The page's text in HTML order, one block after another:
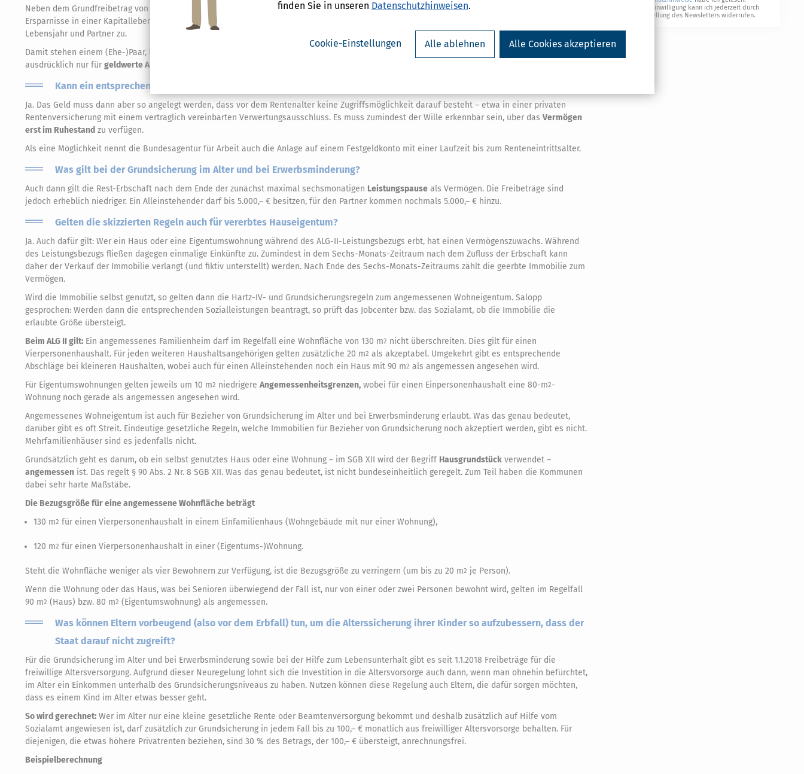
finden Sie in unseren Datenschutzhinweisen.
Cookie-Einstellungen Alle ablehnen Alle Cookies akzeptieren
Neben dem Grundfreibetrag von 150,– € pro Lebensjahr für
verwertbares Vermögengesteht das SGB II für besondere Rücklagen für das Alter (z. B.
Ersparnisse in einer Kapitallebensversicherung oder einer privaten Rentenversicherung) einen zusätzlichen Freibetrag in Höhe von 750,– € pro
Lebensjahr und Partner zu.
Damit stehen einem (Ehe-)Paar, bei dem beide 40 Jahre alt sind, zusätzlich insgesamt (2 × 40 Jahre × 750,– € =) 60.000,– € zu, allerdings
ausdrücklich nur für geldwerte Ansprüche, die der Altersvorsorge dienen.
Kann ein entsprechender Vertrag zur Alterssicherung auch nach einer Erbschaft noch geschlossen werden?
Ja. Das Geld muss dann aber so angelegt werden, dass vor dem Rentenalter keine Zugriffsmöglichkeit darauf besteht – etwa in einer privaten
Rentenversicherung mit einem vertraglich vereinbarten Verwertungsausschluss. Es muss zumindest der Wille erkennbar sein, über das Vermögen
erst im Ruhestand zu verfügen.
Als eine Möglichkeit nennt die Bundesagentur für Arbeit auch die Anlage auf einem Festgeldkonto mit einer Laufzeit bis zum Renteneintrittsalter.
Was gilt bei der Grundsicherung im Alter und bei Erwerbsminderung?
Auch dann gilt die Rest-Erbschaft nach dem Ende der zunächst maximal sechsmonatigen Leistungspause als Vermögen. Die Freibeträge sind
jedoch erheblich niedriger. Ein Alleinstehender darf bis 5.000,– € besitzen, für den Partner kommen nochmals 5.000,– € hinzu.
Gelten die skizzierten Regeln auch für vererbtes Hauseigentum?
Ja. Auch dafür gilt: Wer ein Haus oder eine Eigentumswohnung während des ALG-II-Leistungsbezugs erbt, hat einen Vermögenszuwachs. Während
des Leistungsbezugs fließen dagegen einmalige Einkünfte zu. Zumindest in dem Sechs-Monats-Zeitraum nach dem Zufluss der Erbschaft kann
daher der Verkauf der Immobilie verlangt (und fiktiv unterstellt) werden. Nach Ende des Sechs-Monats-Zeitraums zählt die geerbte Immobilie zum
Vermögen.
Wird die Immobilie selbst genutzt, so gelten dann die Hartz-IV- und Grundsicherungsregeln zum angemessenen Wohneigentum. Salopp
gesprochen: Werden dann die entsprechenden Sozialleistungen beantragt, so prüft das Jobcenter bzw. das Sozialamt, ob die Immobilie die
erlaubte Größe übersteigt.
Beim ALG II gilt: Ein angemessenes Familienheim darf im Regelfall eine Wohnfläche von 130 m2 nicht überschreiten. Dies gilt für einen
Vierpersonenhaushalt. Für jeden weiteren Haushaltsangehörigen gelten zusätzliche 20 m2 als akzeptabel. Umgekehrt gibt es entsprechende
Abschläge bei kleineren Haushalten, wobei auch für einen Alleinstehenden noch ein Haus mit 90 m2 als angemessen angesehen wird.
Für Eigentumswohnungen gelten jeweils um 10 m2 niedrigere Angemessenheitsgrenzen, wobei für einen Einpersonenhaushalt eine 80-m2-
Wohnung noch gerade als angemessen angesehen wird.
Angemessenes Wohneigentum ist auch für Bezieher von Grundsicherung im Alter und bei Erwerbsminderung erlaubt. Was das genau bedeutet,
darüber gibt es oft Streit. Eindeutige gesetzliche Regeln, welche Immobilien für Bezieher von Grundsicherung noch akzeptiert werden, gibt es nicht.
Mehrfamilienhäuser sind es jedenfalls nicht.
Grundsätzlich geht es darum, ob ein selbst genutztes Haus oder eine Wohnung – im SGB XII wird der Begriff Hausgrundstück verwendet –
angemessen ist. Das regelt § 90 Abs. 2 Nr. 8 SGB XII. Was das genau bedeutet, ist nicht bundeseinheitlich geregelt. Zum Teil haben die Kommunen
dabei sehr harte Maßstäbe.
Die Bezugsgröße für eine angemessene Wohnfläche beträgt
130 m2 für einen Vierpersonenhaushalt in einem Einfamilienhaus (Wohngebäude mit nur einer Wohnung),
120 m2 für einen Vierpersonenhaushalt in einer (Eigentums-)Wohnung.
Steht die Wohnfläche weniger als vier Bewohnern zur Verfügung, ist die Bezugsgröße zu verringern (um bis zu 20 m2 je Person).
Wenn die Wohnung oder das Haus, was bei Senioren überwiegend der Fall ist, nur von einer oder zwei Personen bewohnt wird, gelten im Regelfall
90 m2 (Haus) bzw. 80 m2 (Eigentumswohnung) als angemessen.
Was können Eltern vorbeugend (also vor dem Erbfall) tun, um die Alterssicherung ihrer Kinder so aufzubessern, dass der
Staat darauf nicht zugreift?
Für die Grundsicherung im Alter und bei Erwerbsminderung sowie bei der Hilfe zum Lebensunterhalt gibt es seit 1.1.2018 Freibeträge für die
freiwillige Altersversorgung. Aufgrund dieser Neuregelung lohnt sich die Investition in die Altersvorsorge auch dann, wenn man ohnehin befürchtet,
im Alter ein Einkommen unterhalb des Grundsicherungsniveaus zu haben. Nutzen können diese Regelung auch Eltern, die dafür sorgen möchten,
dass es einem Kind im Alter etwas besser geht.
So wird gerechnet: Wer im Alter nur eine kleine gesetzliche Rente oder Beamtenversorgung bekommt und deshalb zusätzlich auf Hilfe vom
Sozialamt angewiesen ist, darf zusätzlich zur Grundsicherung in jedem Fall bis zu 100,– € monatlich aus freiwilliger Altersvorsorge behalten. Für
diejenigen, die etwas höhere Privatrenten beziehen, sind 30 % des Betrags, der 100,– € übersteigt, anrechnungsfrei.
Beispielberechnung
Meine Einwilligung kann ich jederzeit durch
Abbestellung des Newsletters widerrufen.